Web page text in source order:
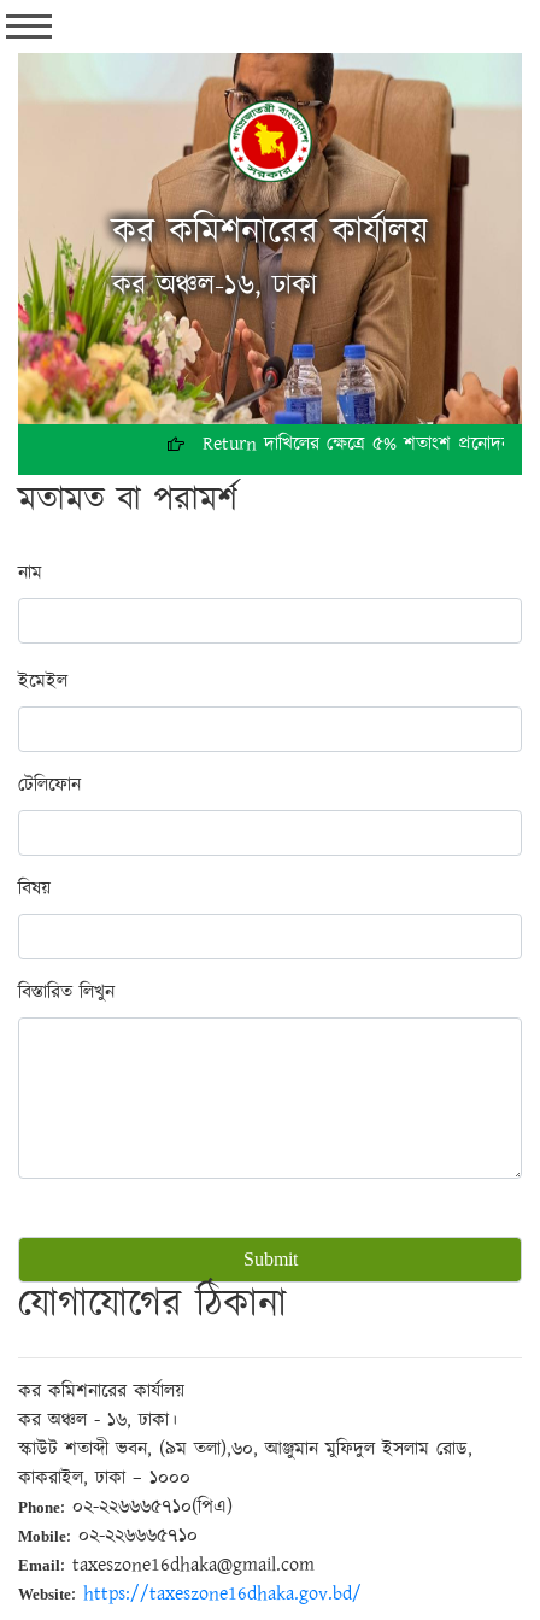
কর কমিশনারের কার্যালয়
কর অঞ্চল-১৬, ঢাকা
Return দাখিলের ক্ষেত্রে ৫% শতাংশ প্রনোদনা
মতামত বা পরামর্শ
নাম
ইমেইল
টেলিফোন
বিষয়
বিস্তারিত লিখুন
যোগাযোগের ঠিকানা
কর কমিশনারের কার্যালয়
কর অঞ্চল - ১৬, ঢাকা।
স্কাউট শতাব্দী ভবন, (৯ম তলা),৬০, আঞ্জুমান মুফিদুল ইসলাম রোড,
কাকরাইল, ঢাকা – ১০০০
Phone: ০২-২২৬৬৬৫৭১০(পিএ)
Mobile: ০২-২২৬৬৬৫৭১০
Email: taxeszone16dhaka@gmail.com
Website: https://taxeszone16dhaka.gov.bd/